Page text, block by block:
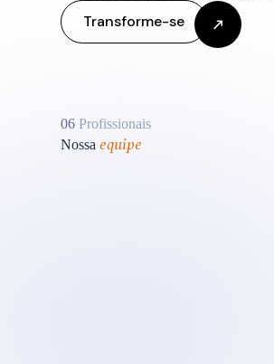
Transforme-se
06Profissionais
Nossa equipe